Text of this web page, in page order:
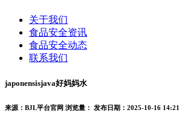
关于我们
食品安全资讯
食品安全动态
联系我们
japonensisjava好妈妈水
来源：BJL平台官网 浏览量： 发布日期：2025-10-16 14:21